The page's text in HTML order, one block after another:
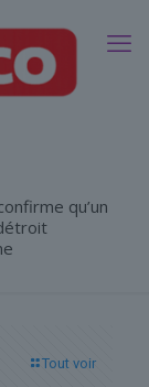
qu’un
Tout voir